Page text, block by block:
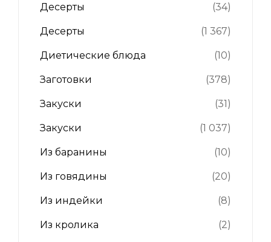
Десерты (34)
Десерты (1 367)
Диетические блюда (10)
Заготовки (378)
Закуски (31)
Закуски (1 037)
Из баранины (10)
Из говядины (20)
Из индейки (8)
Из кролика (2)